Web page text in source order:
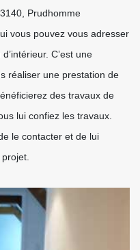
Prudhomme
vous pouvez vous adresser
C’est une
réaliser une prestation de
des travaux de
lui confiez les travaux.
le contacter et de lui